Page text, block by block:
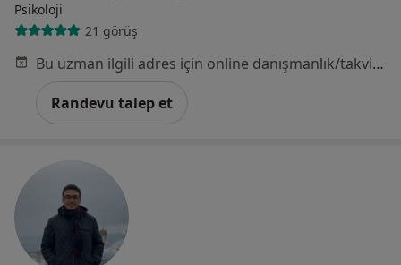
Psikoloji
21 görüş
Bu uzman ilgili adres için online danışmanlık/takvim sunmuyor.
Randevu talep et